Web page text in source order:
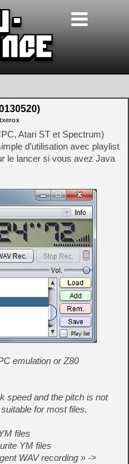
Atari ST et Spectrum)
d’utilisation avec playlist
le lancer si vous avez Java
emulation or Z80
speed and the pitch is not
for most files.
files
YM files
WAV recording » ->